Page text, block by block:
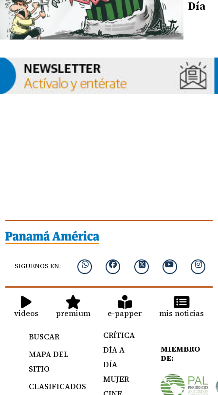
Día
SIGUENOS EN:
videos premium e-papper mis noticias
BUSCAR
MAPA DEL
SITIO
CLASIFICADOS
CRÍTICA
DÍA A
DÍA
MUJER
MIEMBRO
DE: